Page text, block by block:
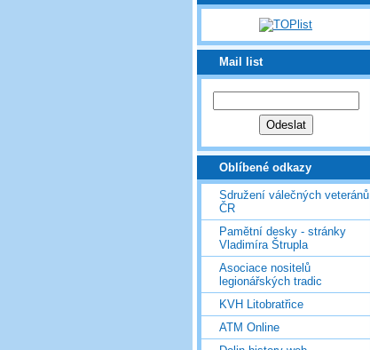
Mail list
Oblíbené odkazy
Sdružení válečných veteránů
ČR
Pamětní desky - stránky
Vladimíra Štrupla
Asociace nositelů
legionářských tradic
KVH Litobratřice
ATM Online